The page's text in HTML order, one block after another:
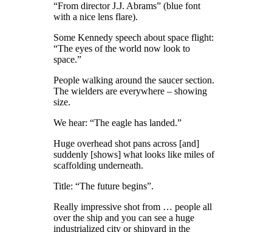
“From director J.J. Abrams” (blue font
with a nice lens flare).
Some Kennedy speech about space flight:
“The eyes of the world now look to
space.”
People walking around the saucer section.
The wielders are everywhere – showing
size.
We hear: “The eagle has landed.”
Huge overhead shot pans across [and]
suddenly [shows] what looks like miles of
scaffolding underneath.
Title: “The future begins”.
Really impressive shot from … people all
over the ship and you can see a huge
industrialized city or shipyard in the